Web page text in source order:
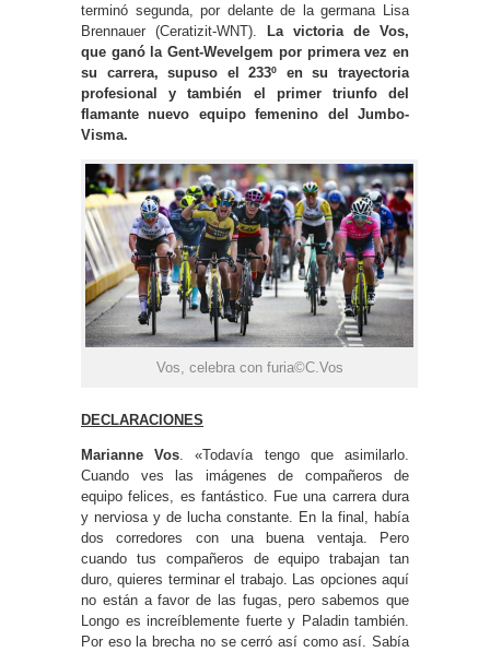
terminó segunda, por delante de la germana Lisa
Brennauer (Ceratizit-WNT).
La victoria de Vos,
que ganó la Gent-Wevelgem por primera vez en
su carrera, supuso el 233º en su trayectoria
profesional y también el primer triunfo del
flamante nuevo equipo femenino del Jumbo-
Visma.
Vos, celebra con furia©C.Vos
DECLARACIONES
Marianne Vos . «Todavía tengo que asimilarlo.
Cuando ves las imágenes de compañeros de
equipo felices, es fantástico. Fue una carrera dura
y nerviosa y de lucha constante. En la final, había
dos corredores con una buena ventaja. Pero
cuando tus compañeros de equipo trabajan tan
duro, quieres terminar el trabajo. Las opciones aquí
no están a favor de las fugas, pero sabemos que
Longo es increíblemente fuerte y Paladin también.
Por eso la brecha no se cerró así como así. Sabía